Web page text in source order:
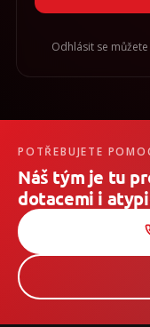
Odhlásit se
POTŘEBUJETE
Náš tým je tu
dotacemi i